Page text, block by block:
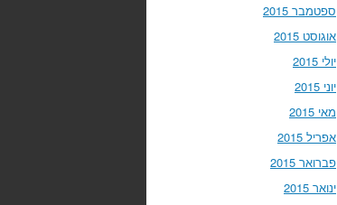
ספטמבר 2015
אוגוסט 2015
יולי 2015
יוני 2015
מאי 2015
אפריל 2015
פברואר 2015
ינואר 2015